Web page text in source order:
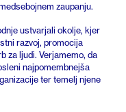
zaupanju.
ustvarjali okolje, kjer
razvoj, promocija
za ljudi. Verjamemo, da
najpomembnejša
ter temelj njene